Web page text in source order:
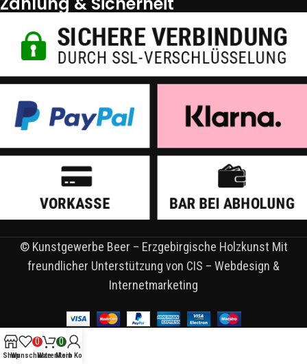
© Kunstgewerbe Beer – Erzgebirgische Holzkunst Mit
freundlicher Unterstützung von CIS – Webdesign &
Internetmarketing
Shop
0
Wunschliste
0
WarenkorbMein Konto